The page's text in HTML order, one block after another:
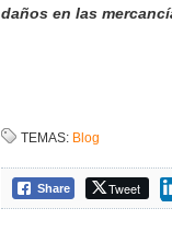
daños en las
TEMAS: Blog
Share Tweet